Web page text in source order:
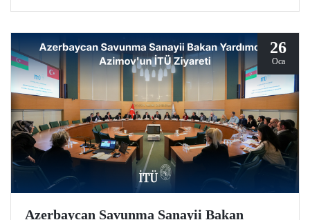
26
Oca
Azerbaycan Savunma Sanayii Bakan